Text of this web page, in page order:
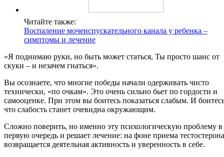
Читайте также:
Воспаление мочеиспускательного канала у ребенка –
симптомы и лечение
«Я поднимаю руки, но быть может статься, Ты просто шанс от
скуки – и незачем гнаться».
Вы осознаете, что многие победы начали одерживать чисто
технически, «по очкам». Это очень сильно бьет по гордости и
самооценке. При этом вы боитесь показаться слабым. И
что слабость станет очевидна окружающим.
Сложно поверить, но именно эту психологическую проблему в
первую очередь и решает лечение: на фоне приема тестостерона
возвращается деятельная активность и уверенность в себе.